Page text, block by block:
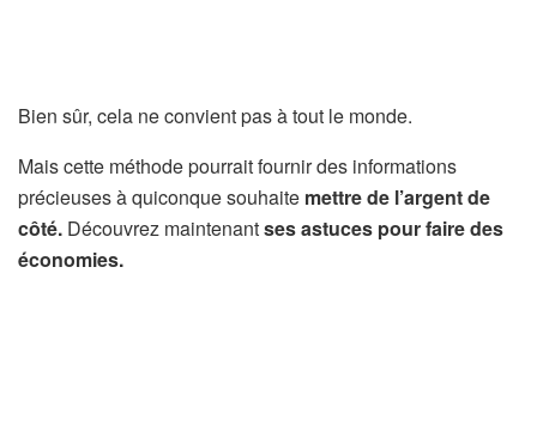
Bien sûr, cela ne convient pas à tout le monde.
Mais cette méthode pourrait fournir des informations
précieuses à quiconque souhaite mettre de l’argent de
côté. Découvrez maintenantses astuces pour faire des
économies.